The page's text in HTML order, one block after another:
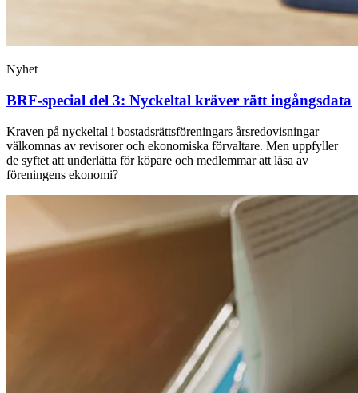
Nyhet
BRF-special del 3: Nyckeltal kräver rätt ingångsdata
Kraven på nyckeltal i bostadsrättsföreningars årsredovisningar
välkomnas av revisorer och ekonomiska förvaltare. Men uppfyller
de syftet att underlätta för köpare och medlemmar att läsa av
föreningens ekonomi?